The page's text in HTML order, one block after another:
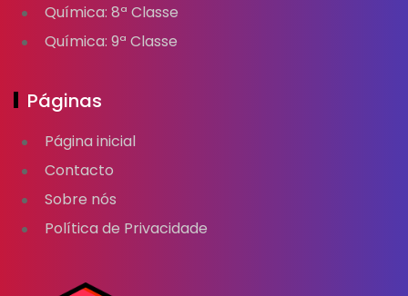
Química: 8ª Classe
Química: 9ª Classe
Páginas
Página inicial
Contacto
Sobre nós
Política de Privacidade